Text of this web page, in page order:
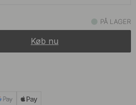
På lager
PÅ LAGER
Køb nu